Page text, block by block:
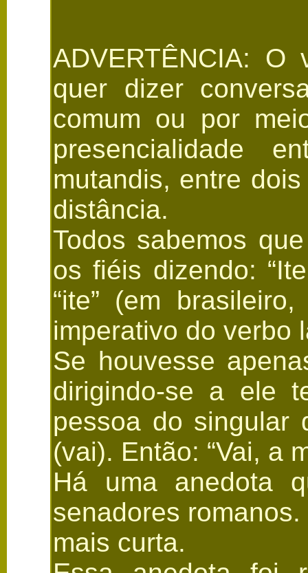
ADVERTÊNCIA: O
quer dizer
comum ou por
presencialidade
mutandis, entre
distância.
Todos sabemos
os fiéis dizendo:
“ite” (em
imperativo do verbo
Se houvesse
dirigindo-se a ele
pessoa do singular
(vai). Então: “Vai, a
Há uma anedota
senadores
mais curta.